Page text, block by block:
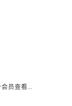
员查看...